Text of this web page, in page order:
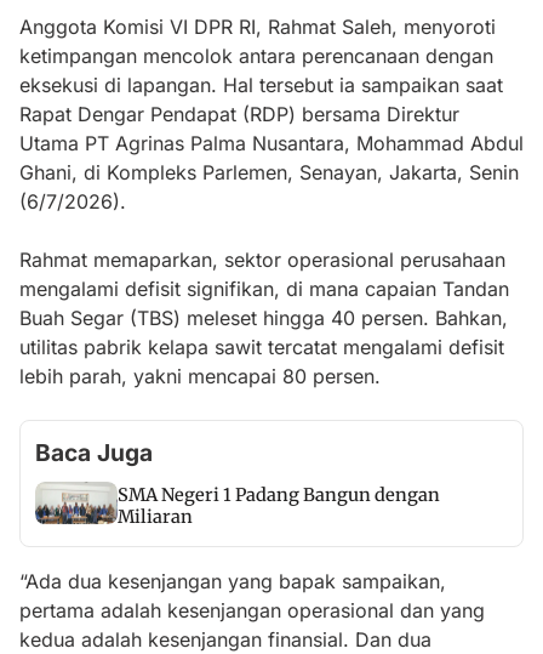
Anggota Komisi VI DPR RI, Rahmat Saleh, menyoroti
ketimpangan mencolok antara perencanaan dengan
eksekusi di lapangan. Hal tersebut ia sampaikan saat
Rapat Dengar Pendapat (RDP) bersama Direktur
Utama PT Agrinas Palma Nusantara, Mohammad Abdul
Ghani, di Kompleks Parlemen, Senayan, Jakarta, Senin
(6/7/2026).
Rahmat memaparkan, sektor operasional perusahaan
mengalami defisit signifikan, di mana capaian Tandan
Buah Segar (TBS) meleset hingga 40 persen. Bahkan,
utilitas pabrik kelapa sawit tercatat mengalami defisit
lebih parah, yakni mencapai 80 persen.
Baca Juga
SMA Negeri 1 Padang Bangun dengan
Miliaran
“Ada dua kesenjangan yang bapak sampaikan,
pertama adalah kesenjangan operasional dan yang
kedua adalah kesenjangan finansial. Dan dua